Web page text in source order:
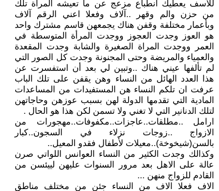
للأسف يعطيك انطباع مزعج عن ما تعيشه المراة تلك
من حزن والم وقهر ..آلاف وفعلا اعني الرقم آلاف
وبأعمار مختلفة وقفن هناك يجمعهن قاسم مشترك واحد
هو العوز وجدت العجوز ووجدت المرأة المتوسطة في
العمر ووجدت المراة الصغيرة والشابة وجدت المقعدة
والعمياء والمريضة وحتى المجنونة وجدت كل الصور التي
لم تألفها عيني هناك ..وتبين لي بعد أن استفسرت عن
هذا العدد الهائل من النساء وهن يقفن على تلك الباب
عرفت ان تلكم النساء هن المستفيدات من المساعدات
المادية التي تقدمها الدولة لهن بسبب عوزهن وحاجاتهن
لتلك الدنانير التي لا تغني ولا تسمن لكن هذا هو الحال .
ارامل ..مطلقات..عاجزات..مكفوفات..مهجورات من
الازواج ..زوجات نزلاء في السجون..كبار
بالسن(شيخوخة)..معيلات لأطفال فقدو المعيل..
وكذالك وجدت الكثير من النساء العوانس اللواتي صرن
عالة على الاهل بعد مرور السنوات عليهن لييئسن من
القادم للزواج منهن ...
الاف فعلا الاف من النساء جئن من مختلف مناطق